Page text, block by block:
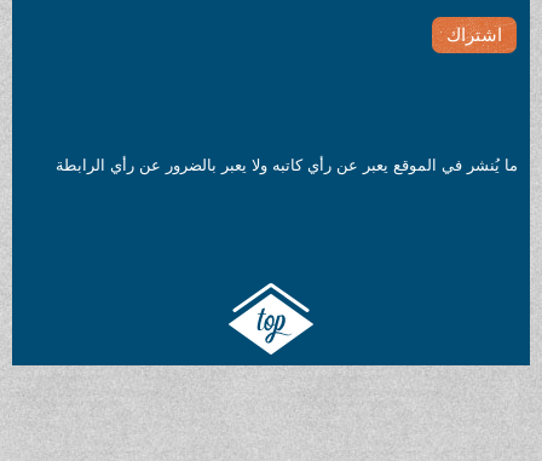
ما يُنشر في الموقع يعبر عن رأي كاتبه ولا يعبر بالضرور عن رأي الرابطة